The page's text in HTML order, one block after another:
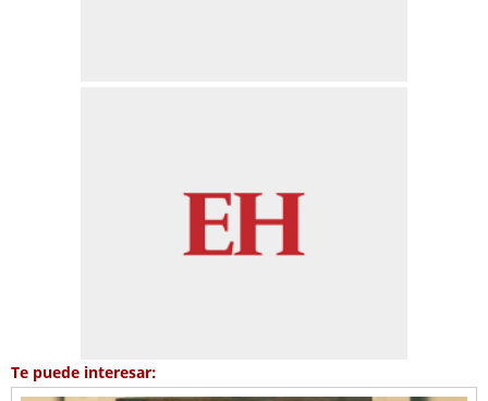
Te puede interesar: